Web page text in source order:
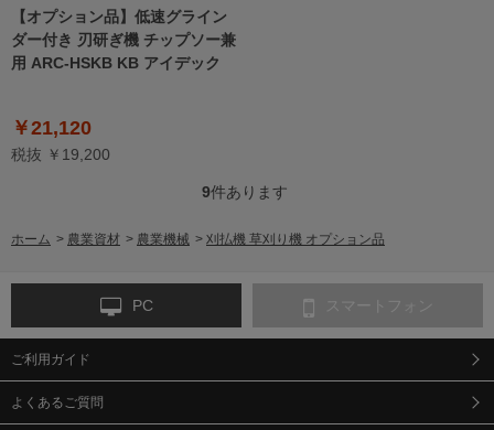
【オプション品】低速グライン
ダー付き 刃研ぎ機 チップソー兼
用 ARC-HSKB KB アイデック
￥21,120
税抜 ￥19,200
9件あります
ホーム > 農業資材 > 農業機械 > 刈払機 草刈り機 オプション品
PC スマートフォン
ご利用ガイド
よくあるご質問